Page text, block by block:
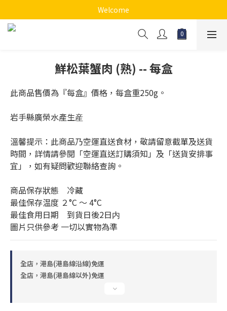
Welcome
鮮松葉蟹肉 (熟) -- 每盒
此商品售價為『每盒』價格，每盒重250g。
岩手縣廣榮水產生産
溫馨提示：此商品乃空運直送食材，敬請留意截單及送貨
時間，詳情請參閱「空運直送訂購須知」及「送貨安排事
宜」，如有疑問歡迎聯絡查詢。
商品保存狀態　冷藏
最佳保存温度 ２°C 〜 4°C
最佳食用日期　到貨日後2日内
圖片只供參考 一切以實物為準
全店，港島(港島線沿線)免運
全店，港島(港島線以外)免運